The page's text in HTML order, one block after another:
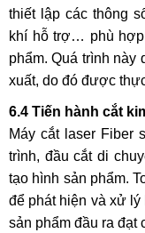
thiết lập các thông
khí hỗ trợ… phù
phẩm. Quá trình này
xuất, do đó được
6.4 Tiến hành cắt
Máy cắt laser Fiber
trình, đầu cắt di
tạo hình sản phẩm.
để phát hiện và xử
sản phẩm đầu ra đạt